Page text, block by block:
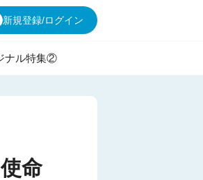
新規登録/ログイン
ナル特集②
命